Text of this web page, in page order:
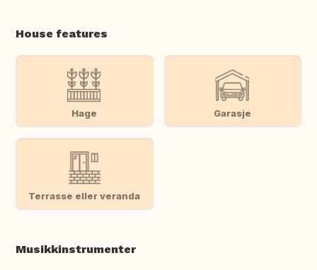
House features
Hage Garasje
Terrasse eller veranda
Musikkinstrumenter